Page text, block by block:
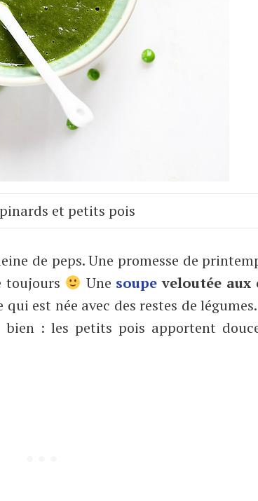
et petits pois
de peps. Une promesse de
toujours
Une soupe veloutée aux
est née avec des restes de
bien : les petits pois apportent